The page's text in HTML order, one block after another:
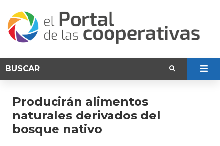
Producirán alimentos
naturales derivados del
bosque nativo